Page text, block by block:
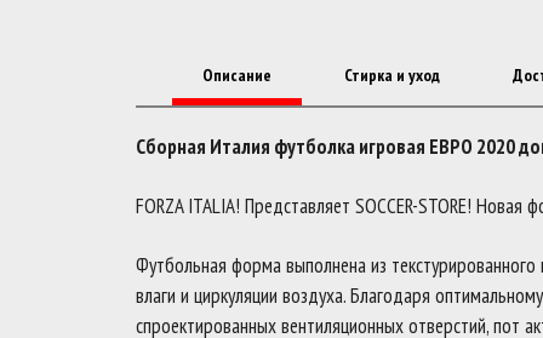
Описание Стирка и уход
Сборная Италия футболка игровая ЕВРО 2020
FORZA ITALIA! Представляет SOCCER-STORE!
Футбольная форма выполнена из
влаги и циркуляции воздуха. Благодаря
спроектированных вентиляционных отверстий, пот